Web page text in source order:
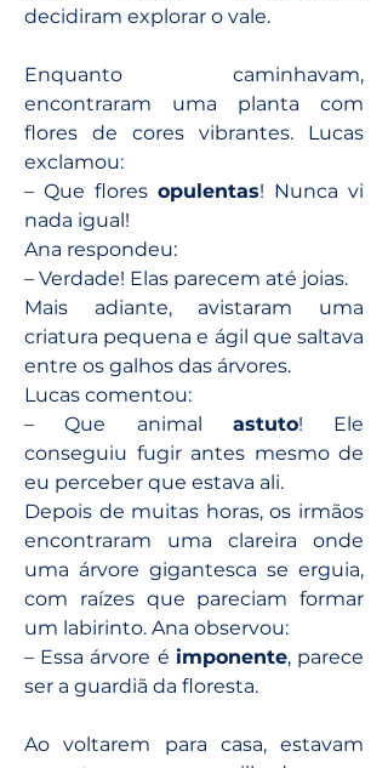
decidiram explorar o vale.
Enquanto caminhavam,
encontraram uma planta com
flores de cores vibrantes. Lucas
exclamou:
– Que flores opulentas! Nunca vi
nada igual!
Ana respondeu:
– Verdade! Elas parecem até joias.
Mais adiante, avistaram uma
criatura pequena e ágil que saltava
entre os galhos das árvores.
Lucas comentou:
– Que animal astuto! Ele
conseguiu fugir antes mesmo de
eu perceber que estava ali.
Depois de muitas horas, os irmãos
encontraram uma clareira onde
uma árvore gigantesca se erguia,
com raízes que pareciam formar
um labirinto. Ana observou:
– Essa árvore é imponente, parece
ser a guardiã da floresta.
Ao voltarem para casa, estavam